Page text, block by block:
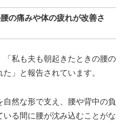
の痛みや体の疲れが改善さ
私も夫も朝起きたときの腰の
」と報告されています。
自然な形で支え、腰や背中の負
る間に腰が沈み込むことがな